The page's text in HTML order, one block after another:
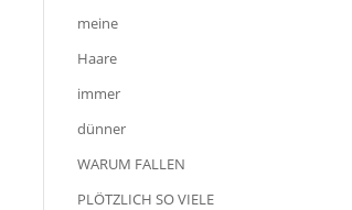
WARUM FALLEN
PLÖTZLICH SO VIELE